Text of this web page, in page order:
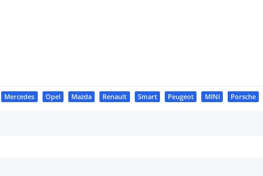
Mercedes Opel Mazda Renault Smart Peugeot MINI Porsche